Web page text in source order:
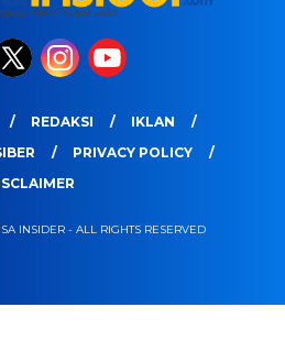
REDAKSI
IKLAN
PRIVACY POLICY
INSIDER - ALL RIGHTS RESERVED